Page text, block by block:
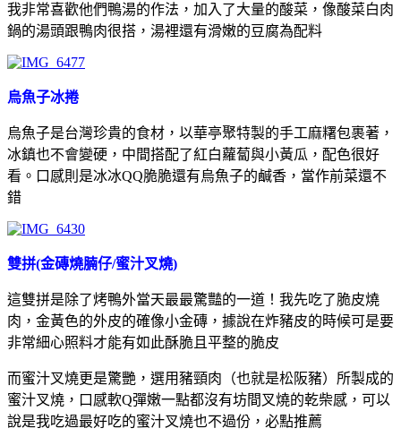
我非常喜歡他們鴨湯的作法，加入了大量的酸菜，像酸菜白肉
鍋的湯頭跟鴨肉很搭，湯裡還有滑嫩的豆腐為配料
烏魚子冰捲
烏魚子是台灣珍貴的食材，以華亭聚特製的手工麻糬包裹著，
冰鎮也不會變硬，中間搭配了紅白蘿蔔與小黃瓜，配色很好
看。口感則是冰冰QQ脆脆還有烏魚子的鹹香，當作前菜還不
錯
雙拼(金磚燒腩仔/蜜汁叉燒)
這雙拼是除了烤鴨外當天最最驚豔的一道！我先吃了脆皮燒
肉，金黃色的外皮的確像小金磚，據說在炸豬皮的時候可是要
非常細心照料才能有如此酥脆且平整的脆皮
而蜜汁叉燒更是驚艷，選用豬頸肉（也就是松阪豬）所製成的
蜜汁叉燒，口感軟Q彈嫩一點都沒有坊間叉燒的乾柴感，可以
說是我吃過最好吃的蜜汁叉燒也不過份，必點推薦